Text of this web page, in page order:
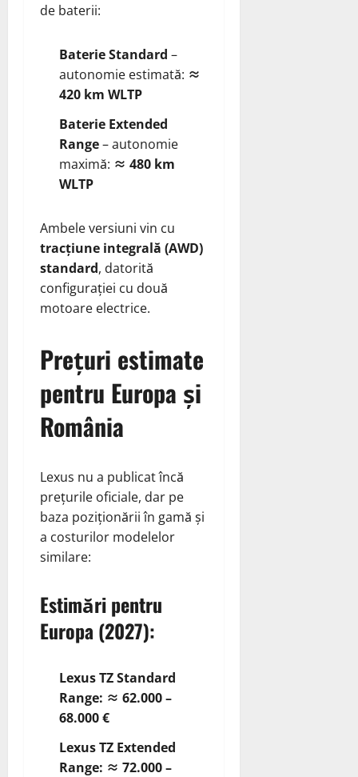
de baterii:
Baterie Standard –
autonomie estimată: ≈
420 km WLTP
Baterie Extended
Range– autonomie
maximă: ≈ 480 km
WLTP
Ambele versiuni vin cu
tracțiune integrală (AWD)
standard, datorită
configurației cu două
motoare electrice.
Prețuri estimate
pentru Europa și
România
Lexus nu a publicat încă
prețurile oficiale, dar pe
baza poziționării în gamă și
a costurilor modelelor
similare:
Estimări pentru
Europa (2027):
Lexus TZ Standard
Range: ≈ 62.000 –
68.000 €
Lexus TZ Extended
Range: ≈ 72.000 –